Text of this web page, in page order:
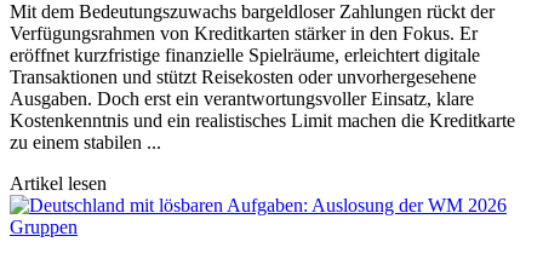
Mit dem Bedeutungszuwachs bargeldloser Zahlungen rückt der
Verfügungsrahmen von Kreditkarten stärker in den Fokus. Er
eröffnet kurzfristige finanzielle Spielräume, erleichtert digitale
Transaktionen und stützt Reisekosten oder unvorhergesehene
Ausgaben. Doch erst ein verantwortungsvoller Einsatz, klare
Kostenkenntnis und ein realistisches Limit machen die Kreditkarte
zu einem stabilen ...
Artikel lesen